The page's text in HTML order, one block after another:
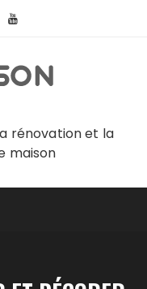
rénovation et la
maison